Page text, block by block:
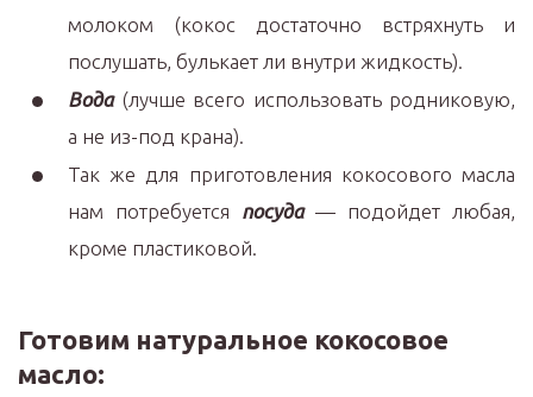
молоком (кокос достаточно встряхнуть и
послушать, булькает ли внутри жидкость).
Вода(лучше всего использовать родниковую,
а не из-под крана).
Так же для приготовления кокосового масла
нам потребуется посуда— подойдет любая,
кроме пластиковой.
Готовим натуральное кокосовое
масло: